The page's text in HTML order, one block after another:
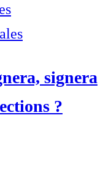
signera
?